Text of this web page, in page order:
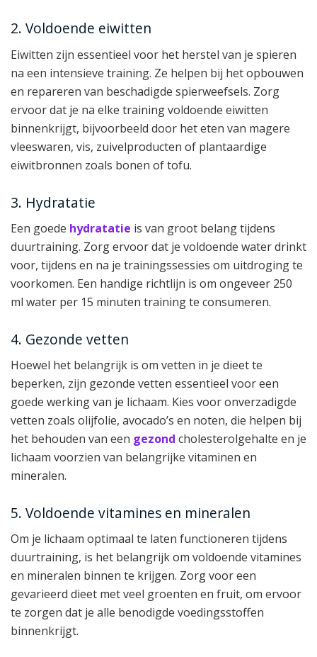
2. Voldoende eiwitten
Eiwitten zijn essentieel voor het herstel van je spieren
na een intensieve training. Ze helpen bij het opbouwen
en repareren van beschadigde spierweefsels. Zorg
ervoor dat je na elke training voldoende eiwitten
binnenkrijgt, bijvoorbeeld door het eten van magere
vleeswaren, vis, zuivelproducten of plantaardige
eiwitbronnen zoals bonen of tofu.
3. Hydratatie
Een goede hydratatie is van groot belang tijdens
duurtraining. Zorg ervoor dat je voldoende water drinkt
voor, tijdens en na je trainingssessies om uitdroging te
voorkomen. Een handige richtlijn is om ongeveer 250
ml water per 15 minuten training te consumeren.
4. Gezonde vetten
Hoewel het belangrijk is om vetten in je dieet te
beperken, zijn gezonde vetten essentieel voor een
goede werking van je lichaam. Kies voor onverzadigde
vetten zoals olijfolie, avocado’s en noten, die helpen bij
het behouden van een gezond cholesterolgehalte en je
lichaam voorzien van belangrijke vitaminen en
mineralen.
5. Voldoende vitamines en mineralen
Om je lichaam optimaal te laten functioneren tijdens
duurtraining, is het belangrijk om voldoende vitamines
en mineralen binnen te krijgen. Zorg voor een
gevarieerd dieet met veel groenten en fruit, om ervoor
te zorgen dat je alle benodigde voedingsstoffen
binnenkrijgt.